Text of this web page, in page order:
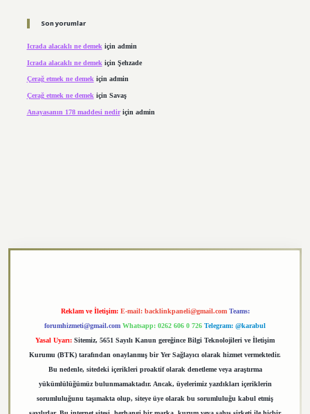
Son yorumlar
Icrada alacaklı ne demek için admin
Icrada alacaklı ne demek için Şehzade
Çerağ etmek ne demekiçin admin
Çerağ etmek ne demek için Savaş
Anayasanın 178 maddesi nediriçin admin
Reklam ve İletişim: E-mail: backlinkpaneli@gmail.com Teams:
forumhizmeti@gmail.com Whatsapp: 0262 606 0 726 Telegram: @karabul
Yasal Uyarı: Sitemiz, 5651 Sayılı Kanun gereğince Bilgi Teknolojileri ve İletişim
Kurumu (BTK) tarafından onaylanmış bir Yer Sağlayıcı olarak hizmet vermektedir.
Bu nedenle, sitedeki içerikleri proaktif olarak denetleme veya araştırma
yükümlülüğümüz bulunmamaktadır. Ancak, üyelerimiz yazdıkları içeriklerin
sorumluluğunu taşımakta olup, siteye üye olarak bu sorumluluğu kabul etmiş